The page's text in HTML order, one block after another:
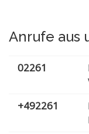
Anrufe aus
02261
+492261